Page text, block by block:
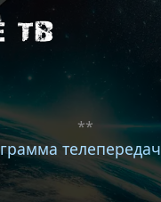
**
телепередач